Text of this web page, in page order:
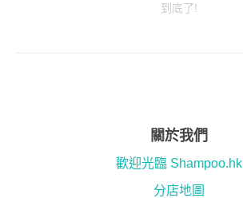
到底了!
關於我們
歡迎光臨 Shampoo.hk
分店地圖